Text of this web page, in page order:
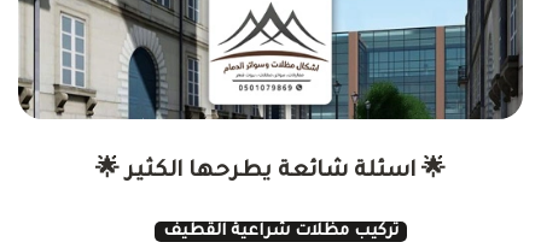
🌟 اسئلة شائعة يطرحها الكثير 🌟
تركيب مظلات شراعية القطيف